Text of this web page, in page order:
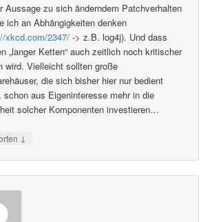
Aussage zu sich änderndem Patchverhalten
ich an Abhängigkeiten denken
xkcd.com/2347/ -> z.B. log4j). Und dass
„langer Ketten“ auch zeitlich noch kritischer
wird. Vielleicht sollten große
die sich bisher hier nur bedient
schon aus Eigeninteresse mehr in die
solcher Komponenten investieren…
↓